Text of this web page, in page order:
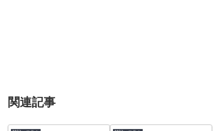
関連記事